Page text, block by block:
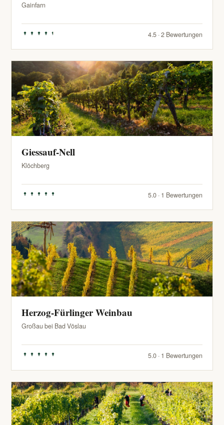
Gainfarn
4.5 · 2 Bewertungen
Giessauf-Nell
Klöchberg
5.0 · 1 Bewertungen
Herzog-Fürlinger Weinbau
Großau bei Bad Vöslau
5.0 · 1 Bewertungen